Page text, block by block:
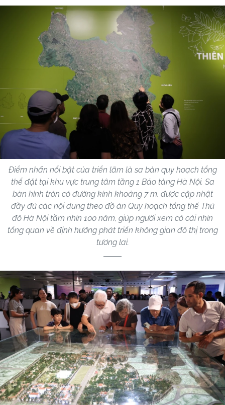
Điểm nhấn nổi bật của triển lãm là sa bàn quy hoạch tổng
thể đặt tại khu vực trung tâm tầng 1 Bảo tàng Hà Nội. Sa
bàn hình tròn có đường kính khoảng 7 m, được cập nhật
đầy đủ các nội dung theo đồ án Quy hoạch tổng thể Thủ
đô Hà Nội tầm nhìn 100 năm, giúp người xem có cái nhìn
tổng quan về định hướng phát triển không gian đô thị trong
tương lai.